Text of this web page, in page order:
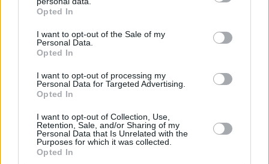
grant or deny consent to Google and its third-party tags to
use your data for below specified purposes in below Google
consent section.
Opted In
I want to opt-out of the Sale of my
Personal Data.
Opted In
I want to opt-out of processing my
Personal Data for Targeted Advertising.
Opted In
I want to opt-out of Collection, Use,
Retention, Sale, and/or Sharing of my
Personal Data that Is Unrelated with the
Purposes for which it was collected.
Opted In
Το μυστικό ραντεβού Μητσοτάκη–Κυρανάκη που κλείδωσε
την επιλογή του νέου γραμματέα της ΝΔ, την Πέμπτη οι
αλλαγές στην κυβέρνηση
06.06.2026, 08:28